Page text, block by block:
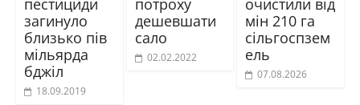
пестициди
загинуло
близько пів
мільярда
бджіл
18.09.2019
потроху
дешевшати
сало
02.02.2022
очистили від
мін 210 га
сільгоспзем
ель
07.08.2026